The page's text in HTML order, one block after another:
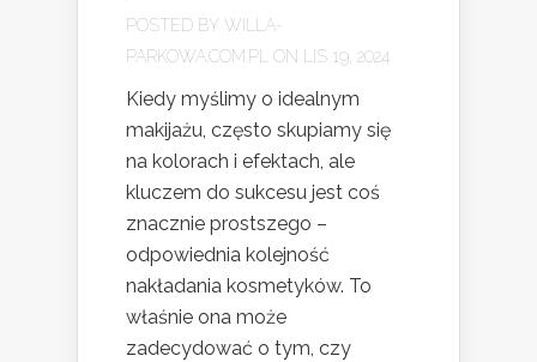
POSTED BY WILLA-
PARKOWA.COM.PL
ON LIS 19, 2024
Kiedy myślimy o idealnym
makijażu, często skupiamy się
na kolorach i efektach, ale
kluczem do sukcesu jest coś
znacznie prostszego –
odpowiednia kolejność
nakładania kosmetyków. To
właśnie ona może
zadecydować o tym, czy